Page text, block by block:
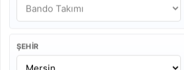
ŞEHIR
yürüyüşü, sünnet organizasyonu,
kurumsal davetlerde enerjik canlı
sunan gezici müzik ekibidir.
klarnet, saksafon, zurna veya
enstrümanlardan oluşabilir. Bando